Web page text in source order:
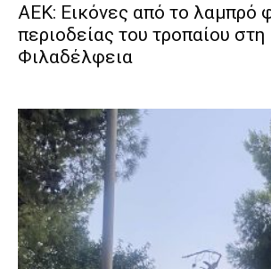
ΑΕΚ: Εικόνες από το λαμπρό
περιοδείας του τροπαίου
Φιλαδέλφεια